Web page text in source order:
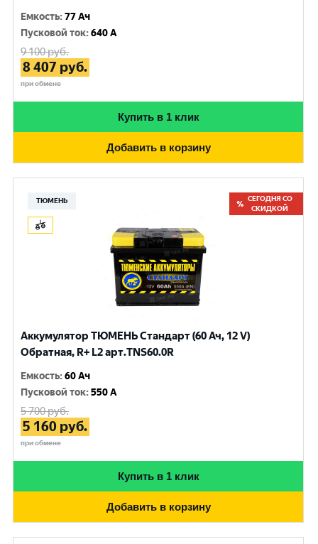
Емкость:77 Ач
Пусковой ток:640 A
9 100руб.
8 407 руб.
при обмене
Купить в 1 клик
Добавить в корзину
ТЮМЕНЬ
СЕГОДНЯ СО
СКИДКОЙ
Аккумулятор ТЮМЕНЬ Стандарт (60 Ач, 12 V)
Обратная, R+ L2 арт.TNS60.0R
Емкость:60 Ач
Пусковой ток:550 A
5 700руб.
5 160 руб.
при обмене
Купить в 1 клик
Добавить в корзину